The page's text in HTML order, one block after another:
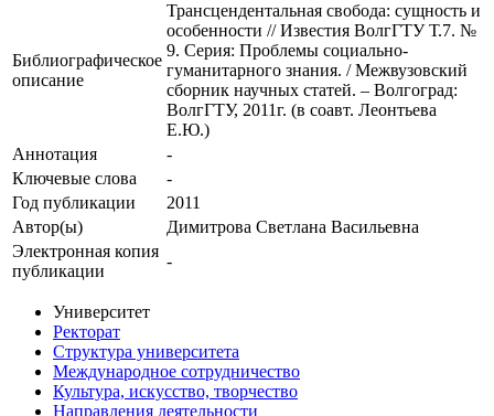
Библиографическое
описание
Трансцендентальная свобода: сущность и
особенности // Известия ВолгГТУ Т.7. №
9. Серия: Проблемы социально-
гуманитарного знания. / Межвузовский
сборник научных статей. – Волгоград:
ВолгГТУ, 2011г. (в соавт. Леонтьева
Е.Ю.)
Аннотация
-
Ключевые cлова
-
Год публикации
2011
Автор(ы)
Димитрова Светлана Васильевна
Электронная копия
публикации
-
Университет
Ректорат
Структура университета
Международное сотрудничество
Культура, искусство, творчество
Направления деятельности